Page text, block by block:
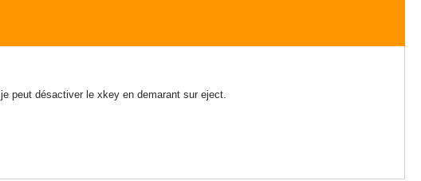
peut désactiver le xkey en demarant sur eject.